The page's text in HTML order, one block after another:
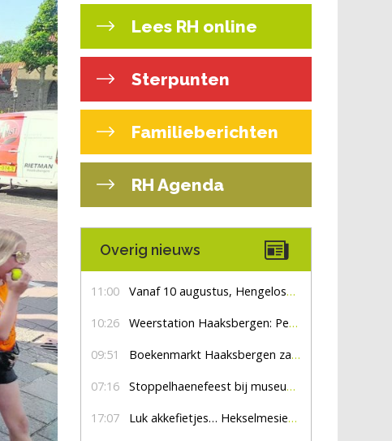
Lees RH online
Sterpunten
Familieberichten
RH Agenda
Overig nieuws
11:00 Vanaf 10 augustus, Hengelosestraat drie weken dicht voor doorgaand verkeer
10:26 Weerstation Haaksbergen: Perioden met zon en droog
09:51 Boekenmarkt Haaksbergen zaterdag 8 augustus, marktplein Haaksbergen
07:16 Stoppelhaenefeest bij museum De Lebbenbrugge
17:07 Luk akkefietjes… HekselmesienHarry